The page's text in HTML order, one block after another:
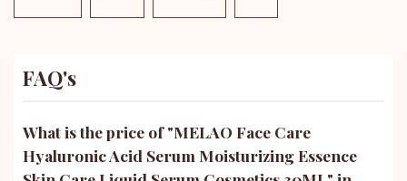
FAQ's
What is the price of "MELAO Face Care
Hyaluronic Acid Serum Moisturizing Essence